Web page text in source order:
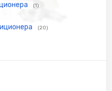
(1)
(20)